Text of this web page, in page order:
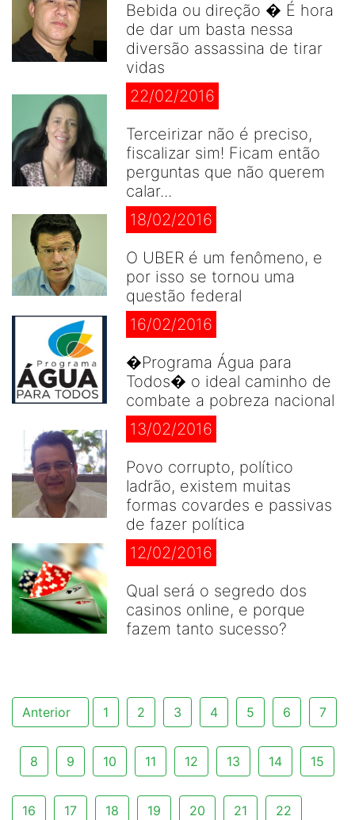
Bebida ou direção � É hora
de dar um basta nessa
diversão assassina de tirar
vidas
22/02/2016
Terceirizar não é preciso,
fiscalizar sim! Ficam então
perguntas que não querem
calar...
18/02/2016
O UBER é um fenômeno, e
por isso se tornou uma
questão federal
16/02/2016
�Programa Água para
Todos� o ideal caminho de
combate a pobreza nacional
13/02/2016
Povo corrupto, político
ladrão, existem muitas
formas covardes e passivas
de fazer política
12/02/2016
Qual será o segredo dos
casinos online, e porque
fazem tanto sucesso?
Anterior 1 2 3 4 5 6 7
8 9 10 11 12 13 14 15
16 17 18 19 20 21 22